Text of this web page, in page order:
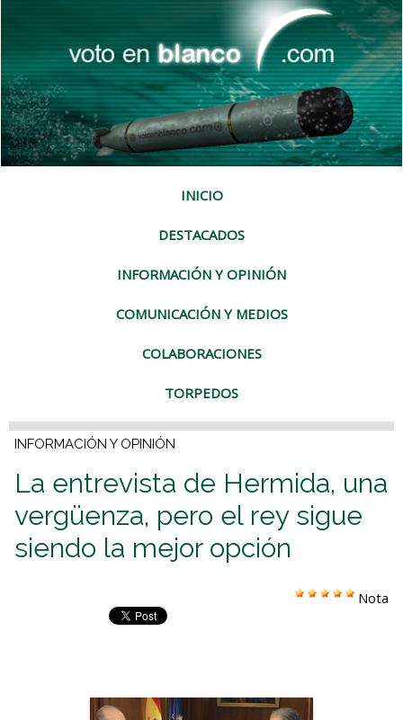
INICIO
DESTACADOS
INFORMACIÓN Y OPINIÓN
COMUNICACIÓN Y MEDIOS
COLABORACIONES
TORPEDOS
INFORMACIÓN Y OPINIÓN
La entrevista de Hermida, una
vergüenza, pero el rey sigue
siendo la mejor opción
Nota